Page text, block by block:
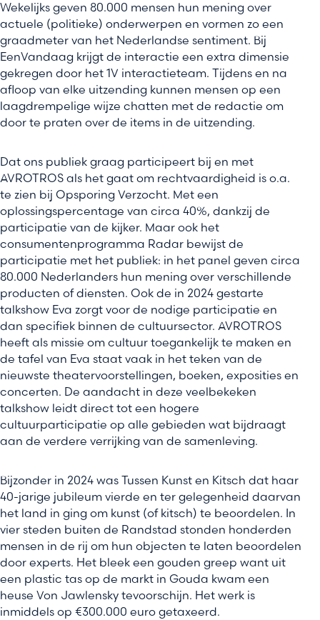
Wekelijks geven 80.000 mensen hun mening over
actuele (politieke) onderwerpen en vormen zo een
graadmeter van het Nederlandse sentiment. Bij
EenVandaag krijgt de interactie een extra dimensie
gekregen door het 1V interactieteam. Tijdens en na
afloop van elke uitzending kunnen mensen op een
laagdrempelige wijze chatten met de redactie om
door te praten over de items in de uitzending.
Dat ons publiek graag participeert bij en met
AVROTROS als het gaat om rechtvaardigheid is o.a.
te zien bij Opsporing Verzocht. Met een
oplossingspercentage van circa 40%, dankzij de
participatie van de kijker. Maar ook het
consumentenprogramma Radar bewijst de
participatie met het publiek: in het panel geven circa
80.000 Nederlanders hun mening over verschillende
producten of diensten. Ook de in 2024 gestarte
talkshow Eva zorgt voor de nodige participatie en
dan specifiek binnen de cultuursector. AVROTROS
heeft als missie om cultuur toegankelijk te maken en
de tafel van Eva staat vaak in het teken van de
nieuwste theatervoorstellingen, boeken, exposities en
concerten. De aandacht in deze veelbekeken
talkshow leidt direct tot een hogere
cultuurparticipatie op alle gebieden wat bijdraagt
aan de verdere verrijking van de samenleving.
Bijzonder in 2024 was Tussen Kunst en Kitsch dat haar
40-jarige jubileum vierde en ter gelegenheid daarvan
het land in ging om kunst (of kitsch) te beoordelen. In
vier steden buiten de Randstad stonden honderden
mensen in de rij om hun objecten te laten beoordelen
door experts. Het bleek een gouden greep want uit
een plastic tas op de markt in Gouda kwam een
heuse Von Jawlensky tevoorschijn. Het werk is
inmiddels op €300.000 euro getaxeerd.